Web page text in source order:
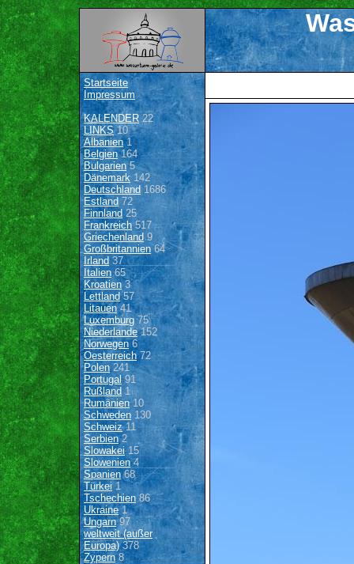
Startseite
Impressum
KALENDER22
LINKS10
Albanien1
Belgien164
Bulgarien 5
Dänemark142
Deutschland 1686
Estland 72
Finnland 25
Frankreich517
Griechenland9
Großbritannien64
Irland 37
Italien65
Kroatien3
Lettland57
Litauen41
Luxemburg 75
Niederlande152
Norwegen6
Oesterreich72
Polen 241
Portugal91
Rußland 1
Rumänien10
Schweden 130
Schweiz11
Serbien2
Slowakei15
Slowenien4
Spanien68
Türkei1
Tschechien 86
Ukraine1
Ungarn97
weltweit (außer
Europa)378
Zypern8